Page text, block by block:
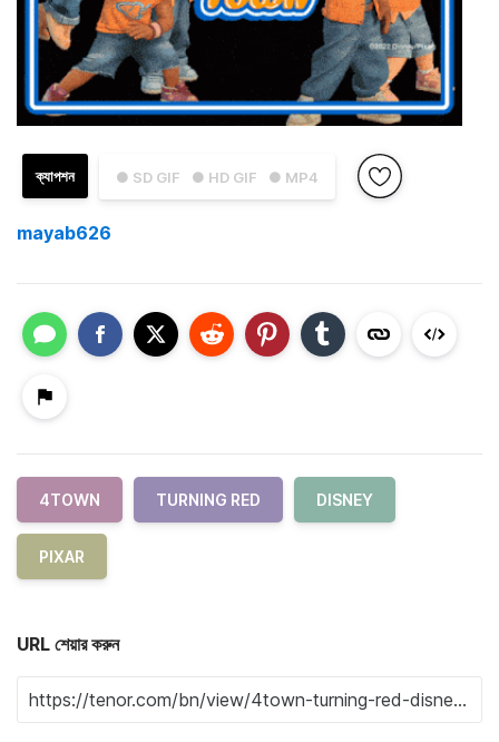
● SD GIF ● HD GIF ● MP4
ক্যাপশন
mayab626
4TOWN TURNING RED DISNEY
PIXAR
URL শেয়ার করুন